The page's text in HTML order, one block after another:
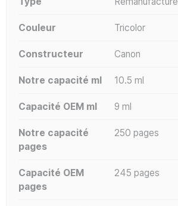
Couleur Tricolor
Constructeur Canon
Notre capacité ml 10.5 ml
Capacité OEM ml 9 ml
Notre capacité
pages
250 pages
Capacité OEM
pages
245 pages